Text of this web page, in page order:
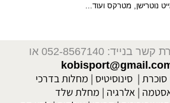
נוטרישן, מטרקס ועוד...
052-8567140
או
סוכרת | סינוסיטיס | מחלות בדרכי
| אלרגיה | מחלת שלד